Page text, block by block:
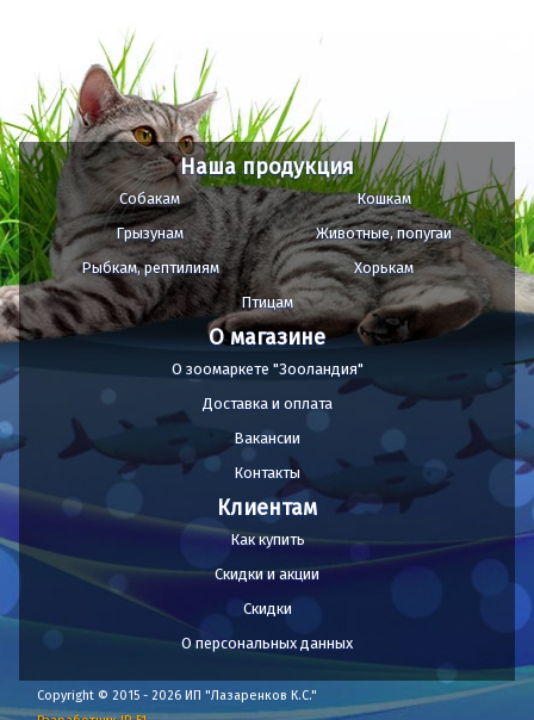
Наша продукция
Собакам
Кошкам
Грызунам
Животные, попугаи
Рыбкам, рептилиям
Хорькам
Птицам
О магазине
О зоомаркете "Зооландия"
Доставка и оплата
Вакансии
Контакты
Клиентам
Как купить
Скидки и акции
Скидки
О персональных данных
Copyright © 2015 - 2026 ИП "Лазаренков К.С."